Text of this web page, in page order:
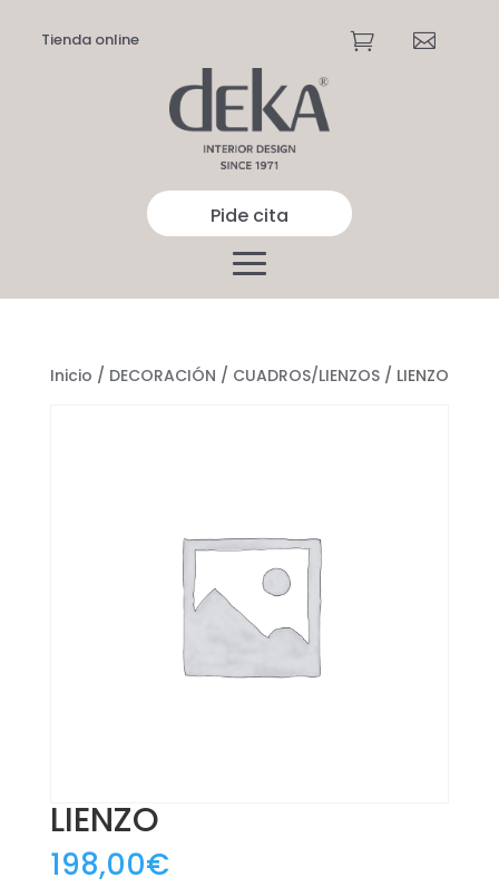
Tienda online  
Pide cita
Inicio / DECORACIÓN / CUADROS/LIENZOS/ LIENZO
LIENZO
198,00€